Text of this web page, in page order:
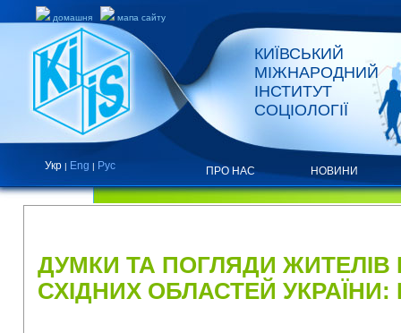
домашня мапа сайту
КИЇВСЬКИЙ
МІЖНАРОДНИЙ
ІНСТИТУТ
СОЦІОЛОГІЇ
Укр | Eng | Рус ПРО НАС НОВИНИ
ДУМКИ ТА ПОГЛЯДИ ЖИТЕЛІВ
СХІДНИХ ОБЛАСТЕЙ УКРАЇНИ: